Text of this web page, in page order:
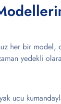
her bir model,
yedekli
ucu